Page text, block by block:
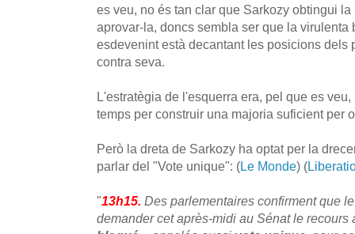
es veu, no és tan clar que Sarkozy obtingui
aprovar-la, doncs sembla ser que la virulenta
esdevenint està decantant les posicions dels
contra seva.
L'estratègia de l'esquerra era, pel que es
temps per construir una majoria suficient per
Però la dreta de Sarkozy ha optat per la
parlar del "Vote unique": (Le Monde) (
"13h15. Des parlementaires confirment que
demander cet après-midi au Sénat le recours